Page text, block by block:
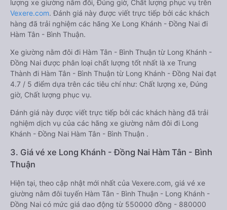
lượng xe giường nằm đôi, Đúng giờ, Chất lượng phục vụ trên
Vexere.com. Đánh giá này được viết trực tiếp bởi các khách
hàng đã trải nghiệm các hãng Xe Long Khánh - Đồng Nai đi
Hàm Tân - Bình Thuận.
Xe giường nằm đôi đi Hàm Tân - Bình Thuận từ Long Khánh -
Đồng Nai được phân loại chất lượng tốt nhất là xe Trung
Thành đi Hàm Tân - Bình Thuận từ Long Khánh - Đồng Nai đạt
4.7 / 5 điểm dựa trên các tiêu chí như: Chất lượng xe, Đúng
giờ, Chất lượng phục vụ.
Đánh giá này được viết trực tiếp bởi các khách hàng đã trải
nghiệm dịch vụ của các hãng xe giường nằm đôi đi Long
Khánh - Đồng Nai Hàm Tân - Bình Thuận .
3. Giá vé xe Long Khánh - Đồng Nai Hàm Tân - Bình
Thuận
Hiện tại, theo cập nhật mới nhất của Vexere.com, giá vé xe
giường nằm đôi tuyến Hàm Tân - Bình Thuận - Long Khánh -
Đồng Nai có mức giá dao động từ 550000 đồng - 880000